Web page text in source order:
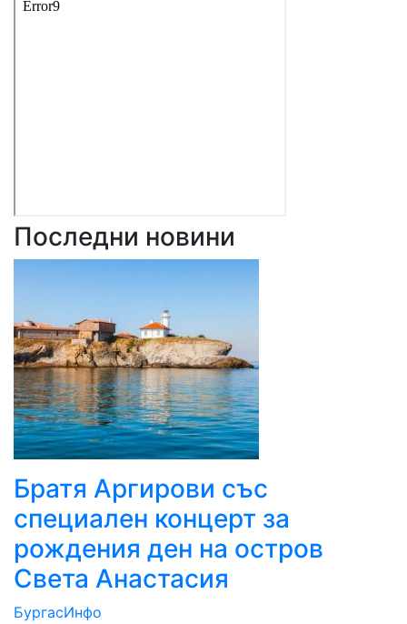
Последни новини
Братя Аргирови със
специален концерт за
рождения ден на остров
Света Анастасия
БургасИнфо